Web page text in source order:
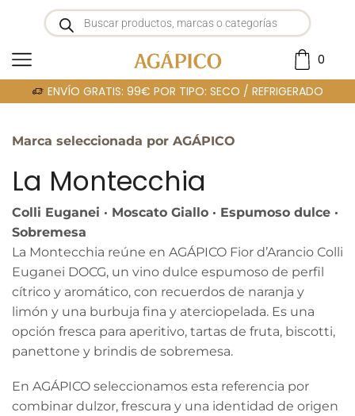
0
ENVÍO GRATIS: 99€ POR TIPO: SECO / REFRIGERADO
Portada»LA MONTECCHIA
Marca seleccionada por AGÁPICO
La Montecchia
Colli Euganei · Moscato Giallo · Espumoso dulce ·
Sobremesa
La Montecchia reúne en AGÁPICO Fior d’Arancio Colli
Euganei DOCG, un vino dulce espumoso de perfil
cítrico y aromático, con recuerdos de naranja y
limón y una burbuja fina y aterciopelada. Es una
opción fresca para aperitivo, tartas de fruta, biscotti,
panettone y brindis de sobremesa.
En AGÁPICO seleccionamos esta referencia por
combinar dulzor, frescura y una identidad de origen